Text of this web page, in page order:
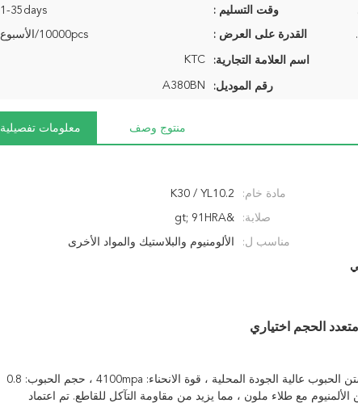
وقت التسليم : 1-35days
القدرة على العرض : 10000pcs/الأسبوع
اسم العلامة التجارية: KTC
رقم الموديل: A380BN
معلومات تفصيلية منتوج وصف
مادة خام: K30 / YL10.2
صلابة: &gt; 91HRA
مناسب ل: الألومنيوم والبلاستيك والمواد الأخرى
الحجم اختياري
A380CR سلسلة قاطع تفريز الألمنيوم عالي اللمعان تتبنى مواد فولاذية تنجستن الحبوب عالية الجودة المحلية ، قوة الانحناء: 4100mpa ، حجم الحبوب: 0.8
مع طلاء ملون ، مما يزيد من مقاومة التآكل للقاطع. تم اعتماد